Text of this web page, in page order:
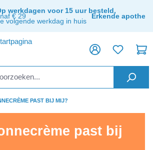
€ 29
werkdagen voor 15 uur besteld,
volgende werkdag in huis
Erkende apotheek
PAST BIJ MIJ?
past bij